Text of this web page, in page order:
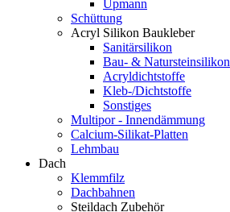
Upmann
Schüttung
Acryl Silikon Baukleber
Sanitärsilikon
Bau- & Natursteinsilikon
Acryldichtstoffe
Kleb-/Dichtstoffe
Sonstiges
Multipor - Innendämmung
Calcium-Silikat-Platten
Lehmbau
Dach
Klemmfilz
Dachbahnen
Steildach Zubehör